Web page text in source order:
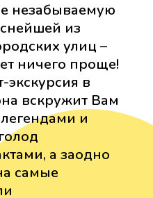
незабываемую
из
улиц –
ничего проще!
экскурсия в
вскружит Вам
и
а заодно
самые